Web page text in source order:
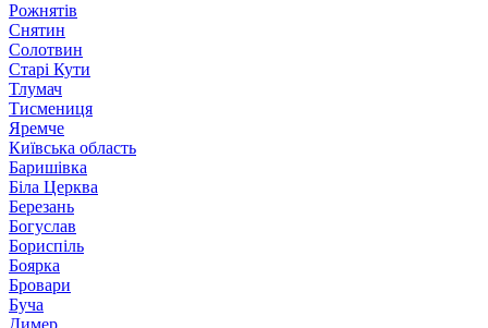
Рожнятів
Снятин
Солотвин
Старі Кути
Тлумач
Тисмениця
Яремче
Київська область
Баришівка
Біла Церква
Березань
Богуслав
Бориспіль
Боярка
Бровари
Буча
Димер